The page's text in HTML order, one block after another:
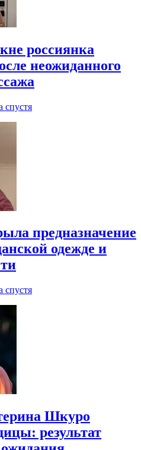
россиянка
неожиданного
спустя
предназначение
одежде и
спустя
Шкуро
результат